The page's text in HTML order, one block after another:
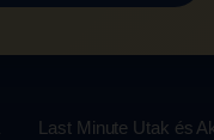
Last Minute Utak és